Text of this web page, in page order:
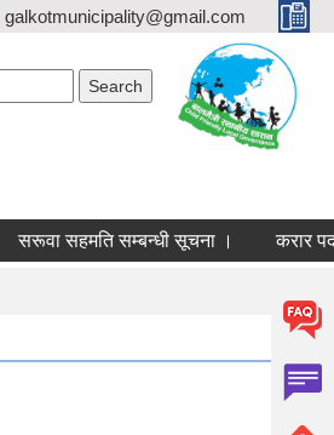
galkotmunicipality@gmail.com
सरूवा सहमति सम्बन्धी सूचना । करार